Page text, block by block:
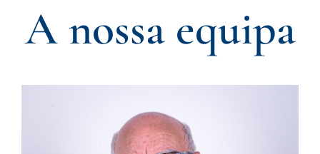
A nossa equipa